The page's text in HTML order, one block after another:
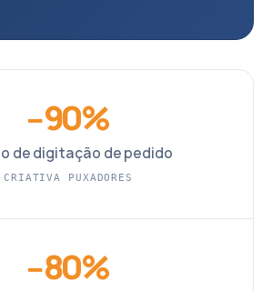
−90%
de digitação de pedido
CRIATIVA PUXADORES
−80%